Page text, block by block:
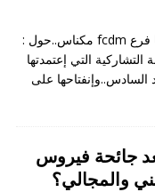
فرع مكناس عرض موجز للورقة التي شارك بها فرع fcdm مكناس..حول :
المقاربة التشاركية التي إعتمدتها
على
جائحة فيروس
والمجالي؟